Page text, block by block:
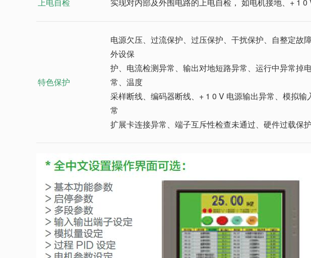
上电自检 实现对内部及外围电路的上电自检， 如电机接地、+ 1
特色保护
电源欠压、过流保护、过压保护、干扰保护、自整定故
外设保
护、电流检测异常、输出对地短路异常、运行中异常掉
常、温度
采样断线、编码器断线、+ 1 0 V 电源输出异常、模拟
常
扩展卡连接异常、端子互斥性检查未通过、硬件过载保护